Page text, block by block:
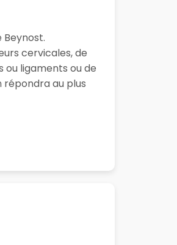
Beynost.
cervicales, de
ou ligaments ou de
au plus